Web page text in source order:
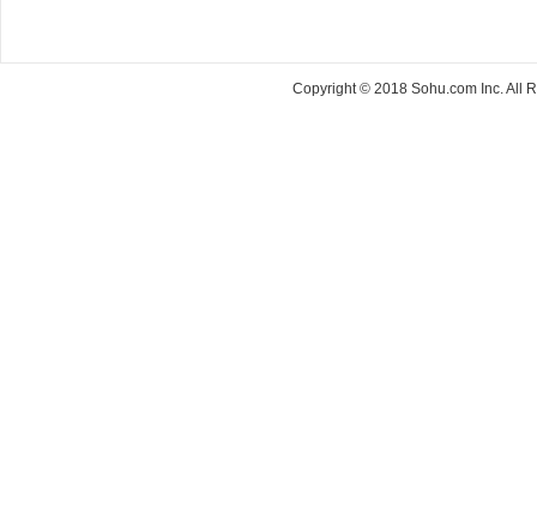
Copyright © 2018 Sohu.com Inc. All